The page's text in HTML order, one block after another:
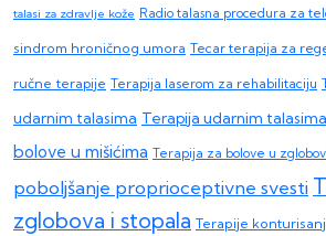
talasi za zdravlje kože Radio talasna procedura za
sindrom hroničnog umora Tecar terapija za
ručne terapije Terapija laserom za rehabilitaciju
udarnim talasima Terapija udarnim
bolove u mišićima Terapija za bolove u
poboljšanje proprioceptivne svesti
zglobova i stopala Terapije